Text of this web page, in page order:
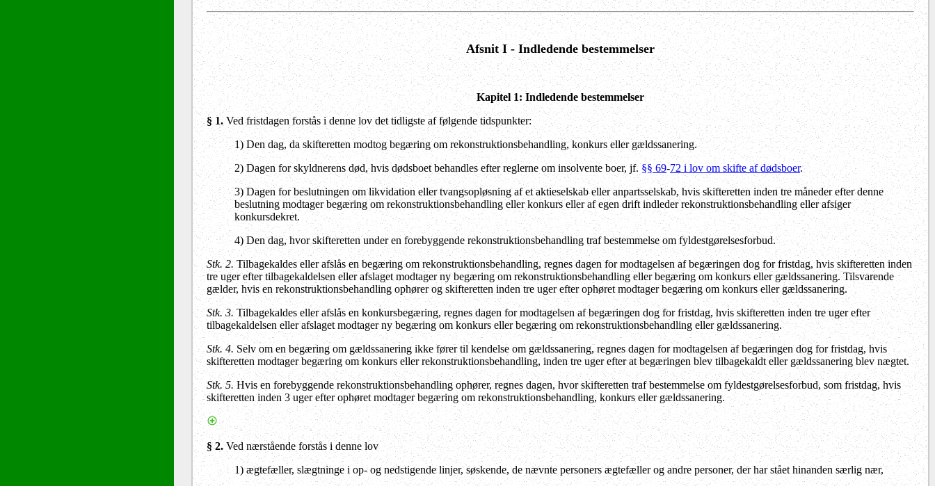
Afsnit I - Indledende bestemmelser
Kapitel 1: Indledende bestemmelser
§ 1. Ved fristdagen forstås i denne lov det tidligste af følgende tidspunkter:
1)Den dag, da skifteretten modtog begæring om rekonstruktionsbehandling, konkurs eller gældssanering.
2)Dagen for skyldnerens død, hvis dødsboet behandles efter reglerne om insolvente boer, jf.§§ 69-72 i lov om skifte af dødsboer.
3)Dagen for beslutningen om likvidation eller tvangsopløsning af et aktieselskab eller anpartsselskab, hvis skifteretten inden tre måneder efter denne
beslutning modtager begæring om rekonstruktionsbehandling eller konkurs eller af egen drift indleder rekonstruktionsbehandling eller afsiger
konkursdekret.
4) Den dag, hvor skifteretten under en forebyggende rekonstruktionsbehandling traf bestemmelse om fyldestgørelsesforbud.
Stk. 2. Tilbagekaldes eller afslås en begæring om rekonstruktionsbehandling, regnes dagen for modtagelsen af begæringen dog for fristdag, hvis skifteretten inden
tre uger efter tilbagekaldelsen eller afslaget modtager ny begæring om rekonstruktionsbehandling eller begæring om konkurs eller gældssanering. Tilsvarende
gælder, hvis en rekonstruktionsbehandling ophører og skifteretten inden tre uger efter ophøret modtager begæring om konkurs eller gældssanering.
Stk. 3. Tilbagekaldes eller afslås en konkursbegæring, regnes dagen for modtagelsen af begæringen dog for fristdag, hvis skifteretten inden tre uger efter
tilbagekaldelsen eller afslaget modtager ny begæring om konkurs eller begæring om rekonstruktionsbehandling eller gældssanering.
Stk. 4. Selv om en begæring om gældssanering ikke fører til kendelse om gældssanering, regnes dagen for modtagelsen af begæringen dog for fristdag, hvis
skifteretten modtager begæring om konkurs eller rekonstruktionsbehandling, inden tre uger efter at begæringen blev tilbagekaldt eller gældssanering blev nægtet.
Stk. 5.Hvis en forebyggende rekonstruktionsbehandling ophører, regnes dagen, hvor skifteretten traf bestemmelse om fyldestgørelsesforbud, som fristdag, hvis
skifteretten inden 3 uger efter ophøret modtager begæring om rekonstruktionsbehandling, konkurs eller gældssanering.
§ 2.Ved nærstående forstås i denne lov
1) ægtefæller, slægtninge i op- og nedstigende linjer, søskende, de nævnte personers ægtefæller og andre personer, der har stået hinanden særlig nær,